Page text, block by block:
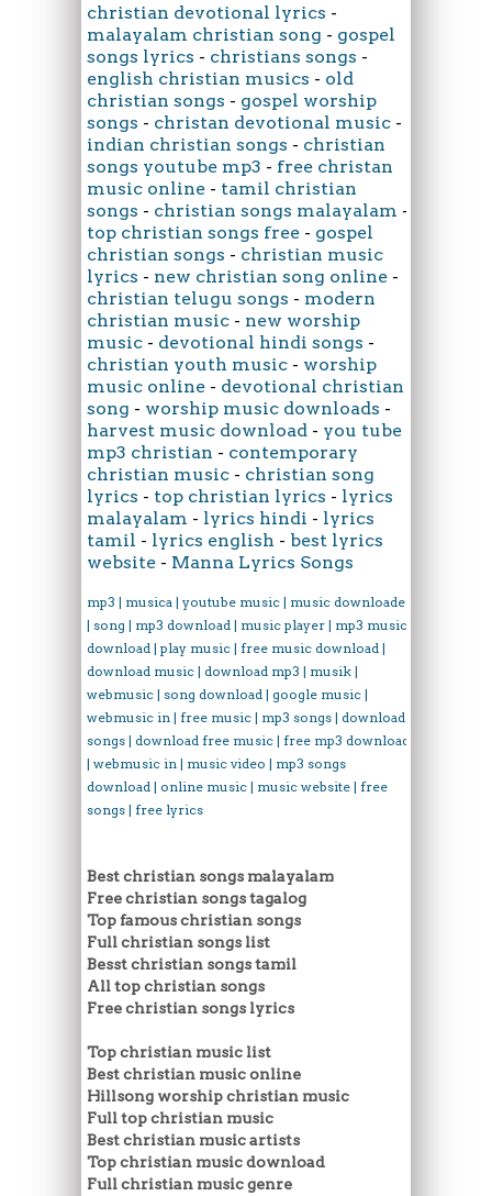
christian devotional lyrics -
malayalam christian song - gospel
songs lyrics - christians songs -
english christian musics - old
christian songs - gospel worship
songs - christan devotional music -
indian christian songs - christian
songs youtube mp3 - free christan
music online - tamil christian
songs - christian songs malayalam -
top christian songs free - gospel
christian songs - christian music
lyrics - new christian song online -
christian telugu songs - modern
christian music - new worship
music - devotional hindi songs -
christian youth music - worship
music online - devotional christian
song - worship music downloads -
harvest music download - you tube
mp3 christian - contemporary
christian music - christian song
lyrics - top christian lyrics - lyrics
malayalam - lyrics hindi - lyrics
tamil - lyrics english - best lyrics
website - Manna Lyrics Songs
mp3 | musica | youtube music | music downloader
| song | mp3 download | music player | mp3 music
download | play music | free music download |
download music | download mp3 | musik |
webmusic | song download | google music |
webmusic in | free music | mp3 songs | download
songs | download free music | free mp3 download
| webmusic in | music video | mp3 songs
download | online music | music website | free
songs | free lyrics
Best christian songs malayalam
Free christian songs tagalog
Top famous christian songs
Full christian songs list
Besst christian songs tamil
All top christian songs
Free christian songs lyrics
Top christian music list
Best christian music online
Hillsong worship christian music
Full top christian music
Best christian music artists
Top christian music download
Full christian music genre